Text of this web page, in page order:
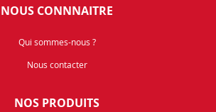
NOUS CONNNAITRE
Qui sommes-nous ?
Nous contacter
NOS PRODUITS